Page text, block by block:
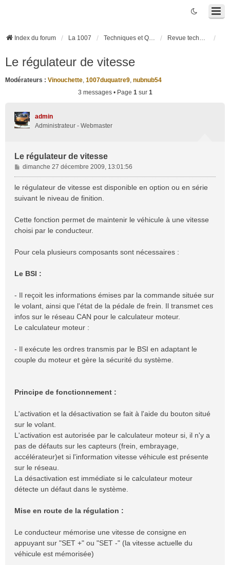
Index du forum La 1007 Techniques et Questions Revue technique
Le régulateur de vitesse
Modérateurs : Vinouchette, 1007duquatre9, nubnub54
3 messages • Page 1sur 1
admin
Administrateur - Webmaster
Le régulateur de vitesse
M
e
s
s
e
dimanche 27 décembre 2009, 13:01:56
le régulateur de vitesse est disponible en option ou en série
suivant le niveau de finition.
Cette fonction permet de maintenir le véhicule à une vitesse
choisi par le conducteur.
Pour cela plusieurs composants sont nécessaires :
Le BSI :
- Il reçoit les informations émises par la commande située sur
le volant, ainsi que l'état de la pédale de frein. Il transmet ces
infos sur le réseau CAN pour le calculateur moteur.
Le calculateur moteur :
- Il exécute les ordres transmis par le BSI en adaptant le
couple du moteur et gère la sécurité du système.
Principe de fonctionnement :
L'activation et la désactivation se fait à l'aide du bouton situé
sur le volant.
L'activation est autorisée par le calculateur moteur si, il n'y a
pas de défauts sur les capteurs (frein, embrayage,
accélérateur)et si l'information vitesse véhicule est présente
sur le réseau.
La désactivation est immédiate si le calculateur moteur
détecte un défaut dans le système.
Mise en route de la régulation :
Le conducteur mémorise une vitesse de consigne en
appuyant sur "SET +" ou "SET -" (la vitesse actuelle du
véhicule est mémorisée)